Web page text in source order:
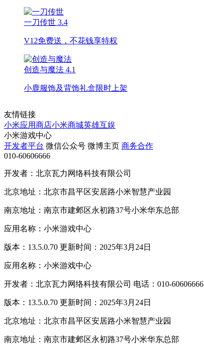
一刀传世 3.4
V12免费送，不花钱享特权
创造与魔法 4.1
小鹿服饰及背饰礼盒限时上架
友情链接
小米应用商店小米商城英雄互娱
小米游戏中心
开发者平台 微信公众号 微博主页 商务合作
010-60606666
开发者：北京瓦力网络科技有限公司
北京地址：北京市昌平区安居路小米智慧产业园
南京地址：南京市建邺区永初路37号小米华东总部
应用名称：小米游戏中心
版本：13.5.0.70 更新时间：2025年3月24日
应用名称：小米游戏中心
开发者：北京瓦力网络科技有限公司 电话：010-60606666
版本：13.5.0.70 更新时间：2025年3月24日
北京地址：北京市昌平区安居路小米智慧产业园
南京地址：南京市建邺区永初路37号小米华东总部